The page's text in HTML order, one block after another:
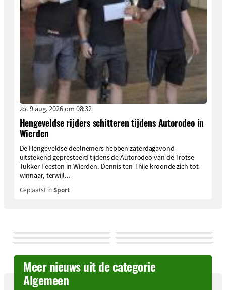
zo. 9 aug. 2026 om 08:32
Hengeveldse rijders schitteren tijdens Autorodeo in
Wierden
De Hengeveldse deelnemers hebben zaterdagavond
uitstekend gepresteerd tijdens de Autorodeo van de Trotse
Tukker Feesten in Wierden. Dennis ten Thije kroonde zich tot
winnaar, terwijl...
Geplaatst inSport
Meer nieuws uit de categorie
Algemeen